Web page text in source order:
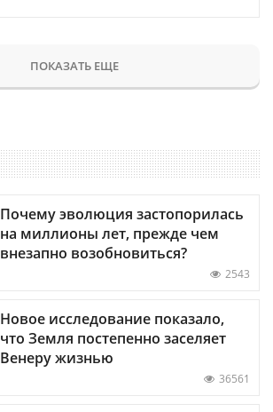
ПОКАЗАТЬ ЕЩЕ
Почему эволюция застопорилась
на миллионы лет, прежде чем
внезапно возобновиться?
2543
Новое исследование показало,
что Земля постепенно заселяет
Венеру жизнью
36561